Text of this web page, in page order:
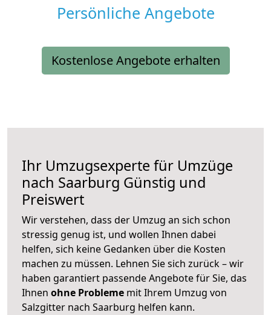
Persönliche Angebote
Kostenlose Angebote erhalten
Ihr Umzugsexperte für Umzüge
nach Saarburg Günstig und
Preiswert
Wir verstehen, dass der Umzug an sich schon
stressig genug ist, und wollen Ihnen dabei
helfen, sich keine Gedanken über die Kosten
machen zu müssen. Lehnen Sie sich zurück – wir
haben garantiert passende Angebote für Sie, das
Ihnen ohne Probleme mit Ihrem Umzug von
Salzgitter nach Saarburg helfen kann.